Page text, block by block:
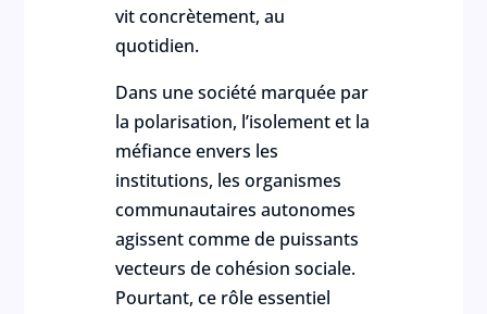
vit concrètement, au
quotidien.
Dans une société marquée par
la polarisation, l’isolement et la
méfiance envers les
institutions, les organismes
communautaires autonomes
agissent comme de puissants
vecteurs de cohésion sociale.
Pourtant, ce rôle essentiel